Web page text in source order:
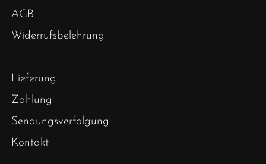
AGB
Widerrufsbelehrung
Lieferung
Zahlung
Sendungsverfolgung
Kontakt